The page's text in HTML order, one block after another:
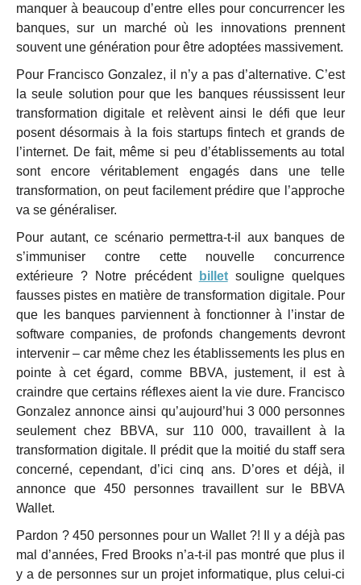
manquer à beaucoup d’entre elles pour concurrencer les
banques, sur un marché où les innovations prennent
souvent une génération pour être adoptées massivement.
Pour Francisco Gonzalez, il n’y a pas d’alternative. C’est
la seule solution pour que les banques réussissent leur
transformation digitale et relèvent ainsi le défi que leur
posent désormais à la fois startups fintech et grands de
l’internet. De fait, même si peu d’établissements au total
sont encore véritablement engagés dans une telle
transformation, on peut facilement prédire que l’approche
va se généraliser.
Pour autant, ce scénario permettra-t-il aux banques de
s’immuniser contre cette nouvelle concurrence
extérieure ? Notre précédent
billet souligne quelques
fausses pistes en matière de transformation digitale. Pour
que les banques parviennent à fonctionner à l’instar de
software companies, de profonds changements devront
intervenir – car même chez les établissements les plus en
pointe à cet égard, comme BBVA, justement, il est à
craindre que certains réflexes aient la vie dure. Francisco
Gonzalez annonce ainsi qu’aujourd’hui 3 000 personnes
seulement chez BBVA, sur 110 000, travaillent à la
transformation digitale. Il prédit que la moitié du staff sera
concerné, cependant, d’ici cinq ans. D’ores et déjà, il
annonce que 450 personnes travaillent sur le BBVA
Wallet.
Pardon ? 450 personnes pour un Wallet ?! Il y a déjà pas
mal d’années, Fred Brooks n’a-t-il pas montré que plus il
y a de personnes sur un projet informatique, plus celui-ci